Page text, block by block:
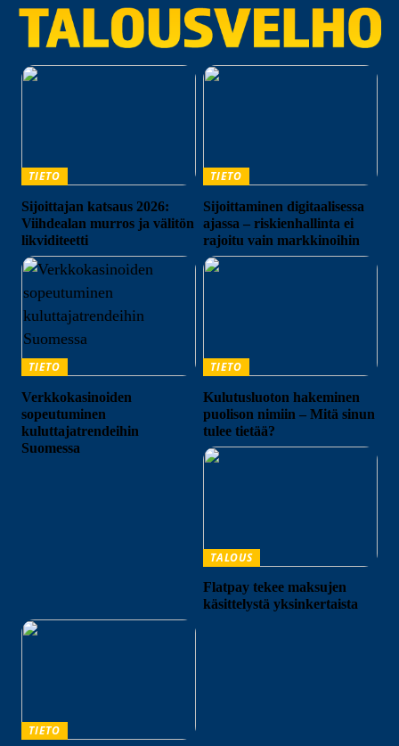
TIETO
Sijoittajan katsaus 2026:
Viihdealan murros ja välitön
likviditeetti
TIETO
Sijoittaminen digitaalisessa
ajassa – riskienhallinta ei
rajoitu vain markkinoihin
TIETO
Verkkokasinoiden
sopeutuminen
kuluttajatrendeihin
Suomessa
TIETO
Kulutusluoton hakeminen
puolison nimiin – Mitä sinun
tulee tietää?
TALOUS
Flatpay tekee maksujen
käsittelystä yksinkertaista
TIETO